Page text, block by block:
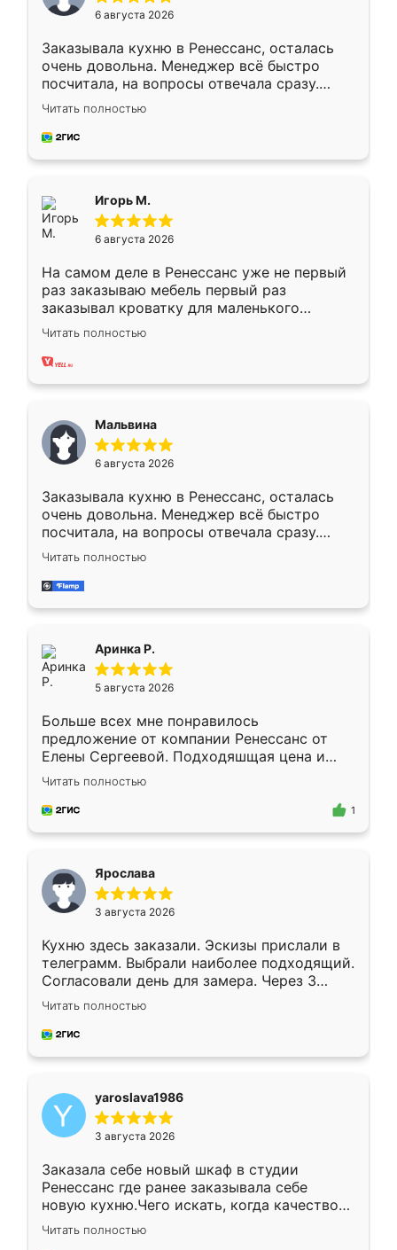
6 августа 2026
Заказывала кухню в Ренессанс, осталась
очень довольна. Менеджер всё быстро
посчитала, на вопросы отвечала сразу.
Замерщик приехал в субботу, подошёл к
делу со всей ответственностью. Собрали
за день, ребята работали аккуратно, даже
Читать полностью
Игорь М.
6 августа 2026
На самом деле в Ренессанс уже не первый
раз заказываю мебель первый раз
заказывал кроватку для маленького
ребёнка при его рождении ,во второй раз
заказал шкаф-купе. По качеству очень
хорошее сборка достаточно быстрая,
меньше, здесь же он более разнообразный.
Мне нравится ,если что-то потребуется из
мебели буду заказывать только здесь.
Читать полностью
Мальвина
6 августа 2026
Заказывала кухню в Ренессанс, осталась
очень довольна. Менеджер всё быстро
посчитала, на вопросы отвечала сразу.
Замерщик приехал в субботу, подошёл к
делу со всей ответственностью. Собрали
за день, ребята работали аккуратно, даже
Читать полностью
Аринка Р.
5 августа 2026
Больше всех мне понравилось
предложение от компании Ренессанс от
Елены Сергеевой. Подходяшщая цена и
короткие сроки изготовления. Приехавший
для замера сотрудник Владислав
предложил по моему эскизу самый
Читать полностью
1
Ярослава
3 августа 2026
Кухню здесь заказали. Эскизы прислали в
телеграмм. Выбрали наиболее подходящий.
Согласовали день для замера. Через 3
недели кухня была уже готова. Остались
довольны работой. Спасибо Ренессанс
мебель за качественную работу!
Читать полностью
yaroslava1986
3 августа 2026
Заказала себе новый шкаф в студии
Ренессанс где ранее заказывала себе
новую кухню.Чего искать, когда качеством
вполне довольна. Служит кухня уже почти
два года, нареканий нет.
Читать полностью